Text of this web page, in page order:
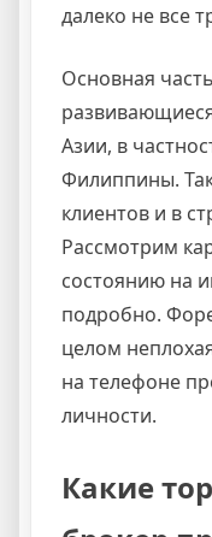
далеко не все
Основная
Азии, в
Филиппины.
клиентов и в
Рассмотрим
состоянию на
подробно.
целом
на телефоне
личности.
Какие